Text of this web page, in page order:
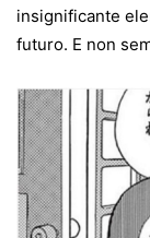
insignificante
futuro. E non